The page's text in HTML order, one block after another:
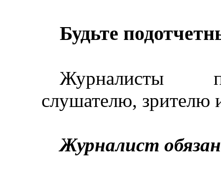
Будьте
Журналисты
слушателю, зрителю
Журналист